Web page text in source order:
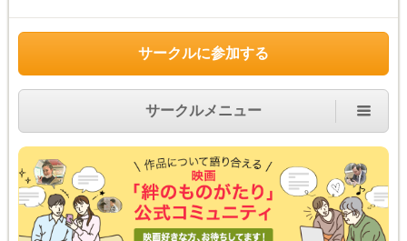
サークルに参加する
サークルメニュー